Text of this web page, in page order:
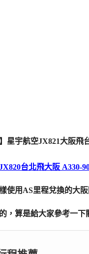
台北飛大阪 A330-
使用AS里程兌換的大
，算是給大家參考一